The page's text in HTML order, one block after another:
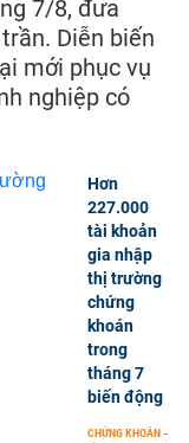
7/8, đưa
Diễn biến
mới phục vụ
nghiệp có
Hơn
227.000
tài khoản
gia nhập
thị trường
chứng
khoán
trong
tháng 7
biến động
CHỨNG KHOÁN -